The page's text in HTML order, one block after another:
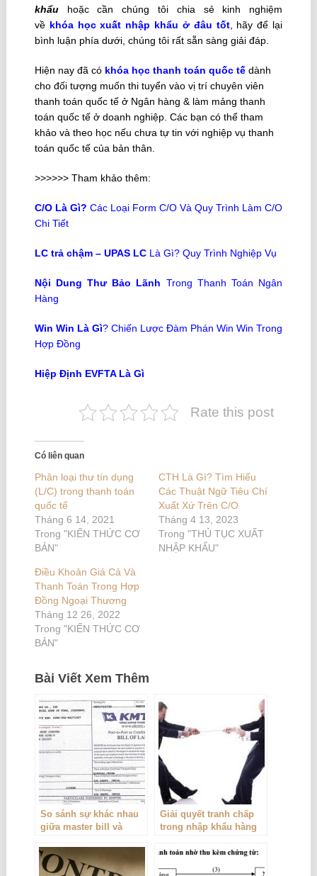
khẩuhoặc cần chúng tôi chia sẻ kinh nghiệm
về khóa học xuất nhập khẩu ở đâu tốt, hãy để lại
bình luận phía dưới, chúng tôi rất sẵn sàng giải đáp.
Hiện nay đã có khóa học thanh toán quốc tếdành
cho đối tượng muốn thi tuyển vào vị trí chuyên viên
thanh toán quốc tế ở Ngân hàng & làm mảng thanh
toán quốc tế ở doanh nghiệp. Các bạn có thể tham
khảo và theo học nếu chưa tự tin với nghiệp vụ thanh
toán quốc tế của bản thân.
>>>>>> Tham khảo thêm:
C/O Là Gì? Các Loại Form C/O Và Quy Trình Làm C/O
Chi Tiết
LC trả chậm – UPAS LCLà Gì? Quy Trình Nghiệp Vụ
Nội Dung Thư Bảo Lãnh Trong Thanh Toán Ngân
Hàng
Win Win Là Gì? Chiến Lược Đàm Phán Win Win Trong
Hợp Đồng
Hiệp Định EVFTA Là Gì
Rate this post
Có liên quan
Phân loại thư tín dụng
(L/C) trong thanh toán
quốc tế
Tháng 6 14, 2021
Trong "KIẾN THỨC CƠ
BẢN"
CTH Là Gì? Tìm Hiểu
Các Thuật Ngữ Tiêu Chí
Xuất Xứ Trên C/O
Tháng 4 13, 2023
Trong "THỦ TỤC XUẤT
NHẬP KHẨU"
Điều Khoản Giá Cả Và
Thanh Toán Trong Hợp
Đồng Ngoại Thương
Tháng 12 26, 2022
Trong "KIẾN THỨC CƠ
BẢN"
Bài Viết Xem Thêm
So sánh sự khác nhau
giữa master bill và
Giải quyết tranh chấp
trong nhập khẩu hàng